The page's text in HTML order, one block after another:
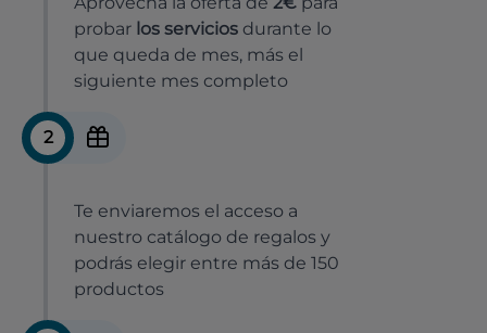
probar los servicios durante lo
que queda de mes, más el
siguiente mes completo
2
Te enviaremos el acceso a
nuestro catálogo de regalos y
podrás elegir entre más de 150
productos